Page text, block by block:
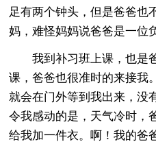
足有两个钟头，但是爸爸也
妈，难怪妈妈说爸爸是一位
我到补习班上课，也是
课，爸爸也很准时的来接我
就会在门外等到我出来，没
令我感动的是，天气冷时，
给我加一件衣。啊！我的爸